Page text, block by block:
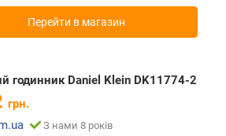
Перейти в магазин
годинник Daniel Klein DK11774-2
грн.
З нами 8 років